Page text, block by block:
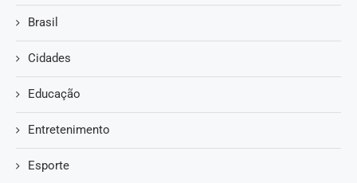
Brasil
Cidades
Educação
Entretenimento
Esporte